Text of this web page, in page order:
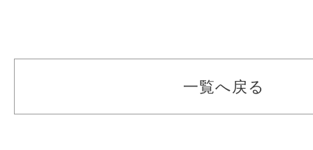
一覧へ戻る